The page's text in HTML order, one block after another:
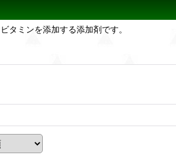
タミンを添加する添加剤です。